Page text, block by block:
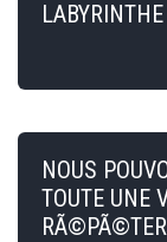
NOUS
TOUTE UNE